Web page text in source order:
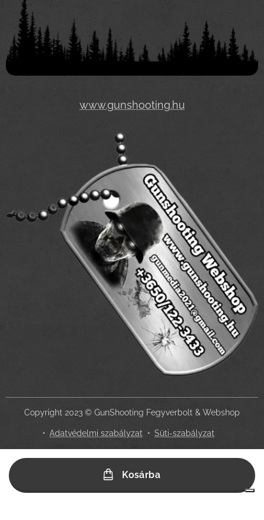
Kosárba
www.gunshooting.hu
Copyright 2023 © GunShooting Fegyverbolt & Webshop
Adatvédelmi szabályzat Süti-szabályzat